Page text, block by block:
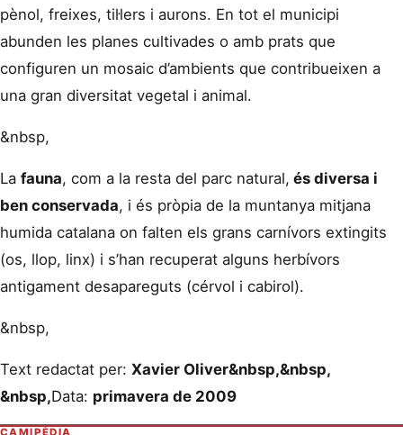
pènol, freixes, til·lers i aurons. En tot el municipi
abunden les planes cultivades o amb prats que
configuren un mosaic d’ambients que contribueixen a
una gran diversitat vegetal i animal.
&nbsp,
La fauna, com a la resta del parc natural, és diversa i
ben conservada, i és pròpia de la muntanya mitjana
humida catalana on falten els grans carnívors extingits
(os, llop, linx) i s’han recuperat alguns herbívors
antigament desapareguts (cérvol i cabirol).
&nbsp,
Text redactat per: Xavier Oliver&nbsp,&nbsp,
&nbsp,Data: primavera de 2009
CAMIPÈDIA